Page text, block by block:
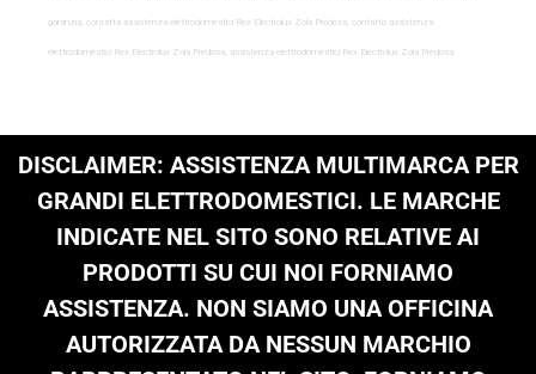
garanzia, contatta assistenza elettrodomestici Rex Electrolux Zola Predosa, contatto assistenza
elettrodomestici Rex Electrolux Zola Predosa, assistenza elettrodomestici Rex Electrolux Zola Predosa
DISCLAIMER: ASSISTENZA MULTIMARCA PER
GRANDI ELETTRODOMESTICI. LE MARCHE
INDICATE NEL SITO SONO RELATIVE AI
PRODOTTI SU CUI NOI FORNIAMO
ASSISTENZA. NON SIAMO UNA OFFICINA
AUTORIZZATA DA NESSUN MARCHIO